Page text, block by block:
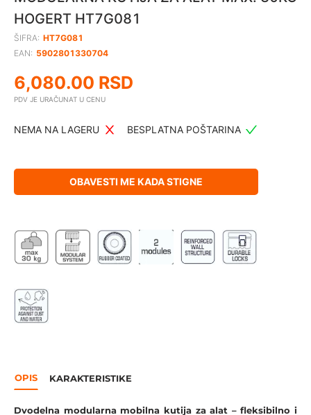
HOGERT HT7G081
ŠIFRA: HT7G081
EAN: 5902801330704
6,080.00 RSD
PDV JE URAČUNAT U CENU
NEMA NA LAGERU BESPLATNA POŠTARINA
OBAVESTI ME KADA STIGNE
OPIS KARAKTERISTIKE
Dvodelna modularna mobilna kutija za alat – fleksibilno i